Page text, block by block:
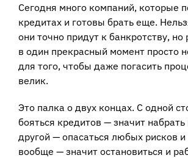
Сегодня много компаний, которые
кредитах и готовы брать еще.
они точно придут к банкротству, но
в один прекрасный момент просто
для того, чтобы даже погасить
велик.
Это палка о двух концах. С одной
бояться кредитов — значит
другой — опасаться любых рисков и
вообще — значит остановиться и